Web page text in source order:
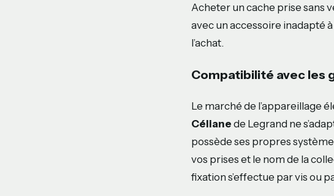
Acheter un cache prise sans
avec un accessoire inadapté
l’achat.
Compatibilité avec les
Le marché de l’appareillage
Céliane de Legrand ne
possède ses propres
vos prises et le nom de la
fixation s’effectue par vis ou